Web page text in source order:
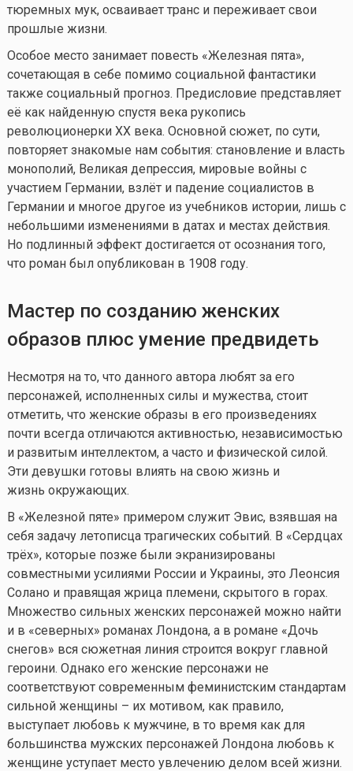
тюремных мук, осваивает транс и переживает свои
прошлые жизни.
Особое место занимает повесть «Железная пята»,
сочетающая в себе помимо социальной фантастики
также социальный прогноз. Предисловие представляет
её как найденную спустя века рукопись
революционерки XX века. Основной сюжет, по сути,
повторяет знакомые нам события: становление и власть
монополий, Великая депрессия, мировые войны с
участием Германии, взлёт и падение социалистов в
Германии и многое другое из учебников истории, лишь с
небольшими изменениями в датах и местах действия.
Но подлинный эффект достигается от осознания того,
что роман был опубликован в 1908 году.
Мастер по созданию женских
образов плюс умение предвидеть
Несмотря на то, что данного автора любят за его
персонажей, исполненных силы и мужества, стоит
отметить, что женские образы в его произведениях
почти всегда отличаются активностью, независимостью
и развитым интеллектом, а часто и физической силой.
Эти девушки готовы влиять на свою жизнь и
жизнь окружающих.
В «Железной пяте» примером служит Эвис, взявшая на
себя задачу летописца трагических событий. В «Сердцах
трёх», которые позже были экранизированы
совместными усилиями России и Украины, это Леонсия
Солано и правящая жрица племени, скрытого в горах.
Множество сильных женских персонажей можно найти
и в «северных» романах Лондона, а в романе «Дочь
снегов» вся сюжетная линия строится вокруг главной
героини. Однако его женские персонажи не
соответствуют современным феминистским стандартам
сильной женщины – их мотивом, как правило,
выступает любовь к мужчине, в то время как для
большинства мужских персонажей Лондона любовь к
женщине уступает место увлечению делом всей жизни.